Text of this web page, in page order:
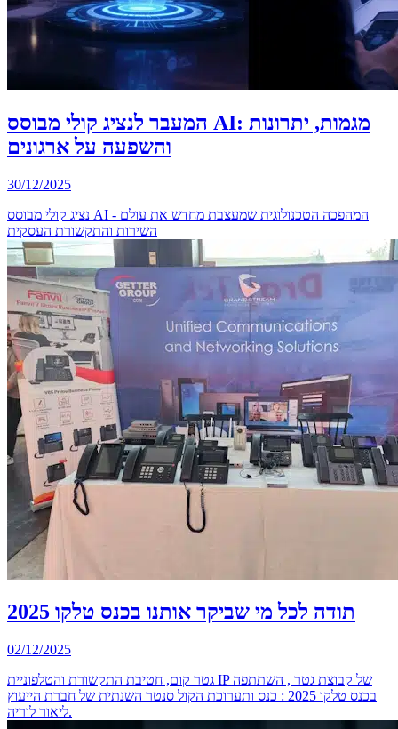
המעבר לנציג קולי מבוסס AI: מגמות, יתרונות
והשפעה על ארגונים
30/12/2025
נציג קולי מבוסס AI - המהפכה הטכנולוגית שמעצבת מחדש את עולם
השירות והתקשורת העסקית
תודה לכל מי שביקר אותנו בכנס טלקו 2025
02/12/2025
גטר קום, חטיבת התקשורת והטלפוניית IP של קבוצת גטר , השתתפה
בכנס טלקו 2025 : כנס ותערוכת הקול סנטר השנתית של חברת הייעוץ
ליאור לוריה.